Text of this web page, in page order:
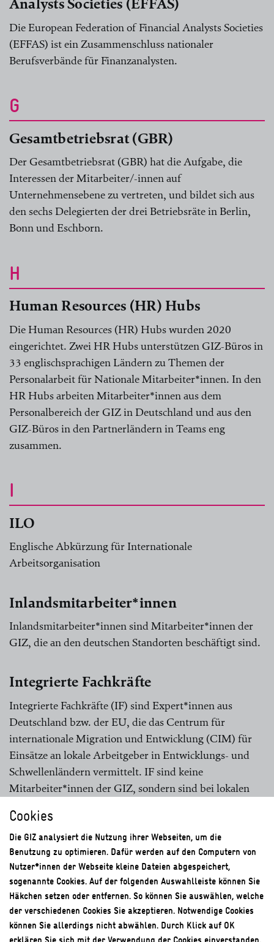
Analysts Societies (EFFAS)
Die European Federation of Financial Analysts Societies
(EFFAS) ist ein Zusammenschluss nationaler
Berufsverbände für Finanzanalysten.
G
Gesamtbetriebsrat (GBR)
Der Gesamtbetriebsrat (GBR) hat die Aufgabe, die
Interessen der Mitarbeiter/-innen auf
Unternehmensebene zu vertreten, und bildet sich aus
den sechs Delegierten der drei Betriebsräte in Berlin,
Bonn und Eschborn.
H
Human Resources (HR) Hubs
Die Human Resources (HR) Hubs wurden 2020
eingerichtet. Zwei HR Hubs unterstützen GIZ-Büros in
33 englischsprachigen Ländern zu Themen der
Personalarbeit für Nationale Mitarbeiter*innen. In den
HR Hubs arbeiten Mitarbeiter*innen aus dem
Personalbereich der GIZ in Deutschland und aus den
GIZ-Büros in den Partnerländern in Teams eng
zusammen.
I
ILO
Englische Abkürzung für Internationale
Arbeitsorganisation
Inlandsmitarbeiter*innen
Inlandsmitarbeiter*innen sind Mitarbeiter*innen der
GIZ, die an den deutschen Standorten beschäftigt sind.
Integrierte Fachkräfte
Integrierte Fachkräfte (IF) sind Expert*innen aus
Deutschland bzw. der EU, die das Centrum für
internationale Migration und Entwicklung (CIM) für
Einsätze an lokale Arbeitgeber in Entwicklungs- und
Schwellenländern vermittelt. IF sind keine
Mitarbeiter*innen der GIZ, sondern sind bei lokalen
Intranet
Unternehmensinterne Austauschplattform
ISO 14001
Umweltmanagementstandard
Cookies
Die GIZ analysiert die Nutzung ihrer Webseiten, um die
Benutzung zu optimieren. Dafür werden auf den Computern von
Nutzer*innen der Webseite kleine Dateien abgespeichert,
sogenannte Cookies. Auf der folgenden Auswahlleiste können Sie
Häkchen setzen oder entfernen. So können Sie auswählen, welche
der verschiedenen Cookies Sie akzeptieren. Notwendige Cookies
können Sie allerdings nicht abwählen. Durch Klick auf OK